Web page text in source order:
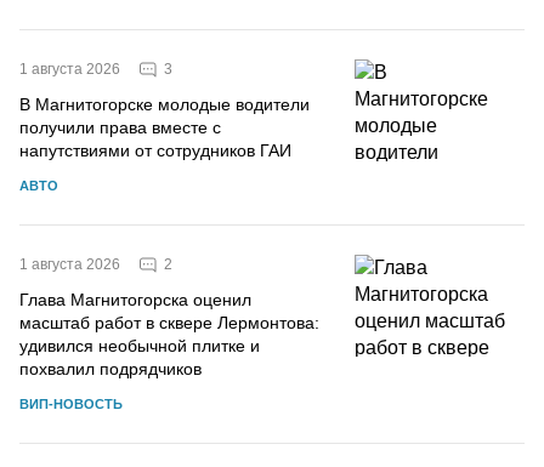
1 августа 2026 3
В Магнитогорске молодые водители
получили права вместе с
напутствиями от сотрудников ГАИ
АВТО
1 августа 2026 2
Глава Магнитогорска оценил
масштаб работ в сквере Лермонтова:
удивился необычной плитке и
похвалил подрядчиков
ВИП-НОВОСТЬ